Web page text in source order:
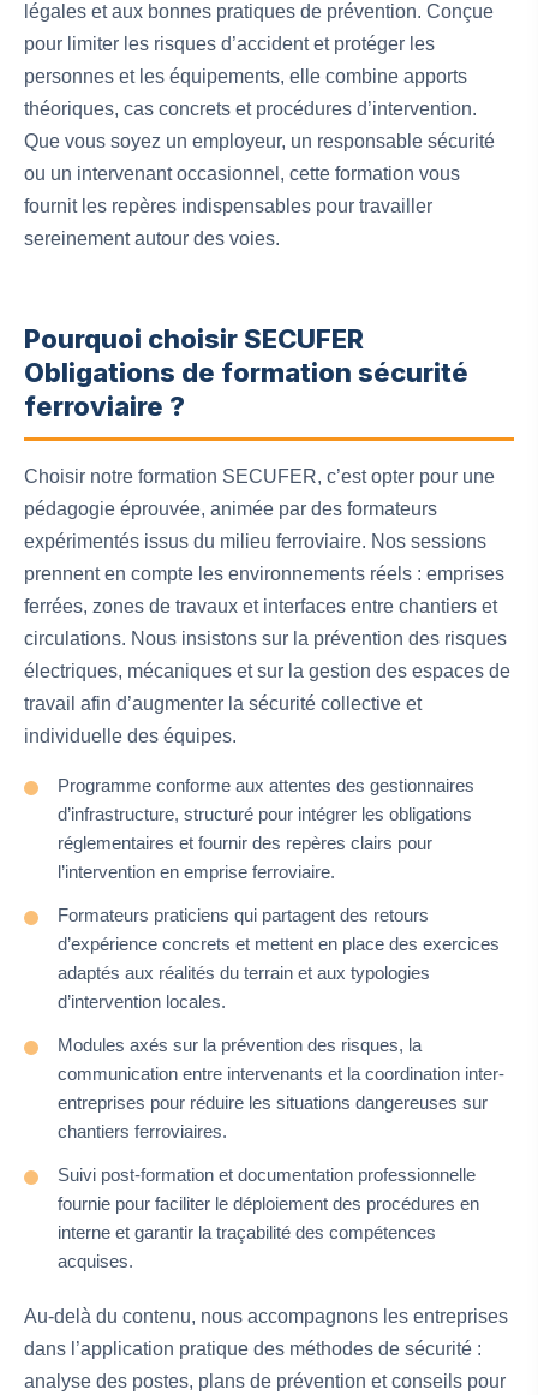
légales et aux bonnes pratiques de prévention. Conçue
pour limiter les risques d’accident et protéger les
personnes et les équipements, elle combine apports
théoriques, cas concrets et procédures d’intervention.
Que vous soyez un employeur, un responsable sécurité
ou un intervenant occasionnel, cette formation vous
fournit les repères indispensables pour travailler
sereinement autour des voies.
Pourquoi choisir SECUFER
Obligations de formation sécurité
ferroviaire ?
Choisir notre formation SECUFER, c’est opter pour une
pédagogie éprouvée, animée par des formateurs
expérimentés issus du milieu ferroviaire. Nos sessions
prennent en compte les environnements réels : emprises
ferrées, zones de travaux et interfaces entre chantiers et
circulations. Nous insistons sur la prévention des risques
électriques, mécaniques et sur la gestion des espaces de
travail afin d’augmenter la sécurité collective et
individuelle des équipes.
Programme conforme aux attentes des gestionnaires
d’infrastructure, structuré pour intégrer les obligations
réglementaires et fournir des repères clairs pour
l’intervention en emprise ferroviaire.
Formateurs praticiens qui partagent des retours
d’expérience concrets et mettent en place des exercices
adaptés aux réalités du terrain et aux typologies
d’intervention locales.
Modules axés sur la prévention des risques, la
communication entre intervenants et la coordination inter-
entreprises pour réduire les situations dangereuses sur
chantiers ferroviaires.
Suivi post-formation et documentation professionnelle
fournie pour faciliter le déploiement des procédures en
interne et garantir la traçabilité des compétences
acquises.
Au-delà du contenu, nous accompagnons les entreprises
dans l’application pratique des méthodes de sécurité :
analyse des postes, plans de prévention et conseils pour